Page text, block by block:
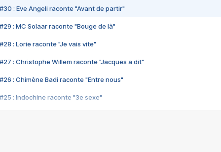
#30 : Eve Angeli raconte "Avant de partir"
#29 : MC Solaar raconte "Bouge de là"
#28 : Lorie raconte "Je vais vite"
#27 : Christophe Willem raconte "Jacques a dit"
#26 : Chimène Badi raconte "Entre nous"
#25 : Indochine raconte "3e sexe"